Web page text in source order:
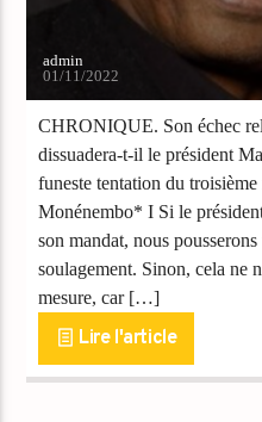
admin
01/11/2022
CHRONIQUE. Son échec
dissuadera-t-il le président
funeste tentation du
Monénembo* I Si le
son mandat, nous
soulagement. Sinon, cela ne
mesure, car […]
Lire l'article